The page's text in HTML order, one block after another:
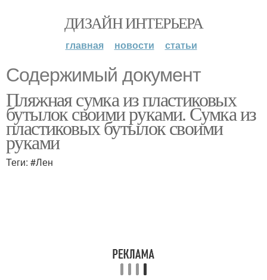
ДИЗАЙН ИНТЕРЬЕРА
главная новости статьи
Содержимый документ
Пляжная сумка из пластиковых
бутылок своими руками. Сумка из
пластиковых бутылок своими
руками
Теги: #Лен